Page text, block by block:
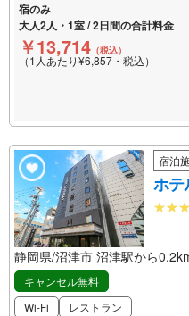
宿のみ
大人2人・1室 / 2日間の合計料金
￥13,714 （税込）
（1人あたり¥6,857・税込）
宿泊
ホテ
静岡県/沼津市 沼津駅から
キャンセル無料
Wi-Fi
レストラン